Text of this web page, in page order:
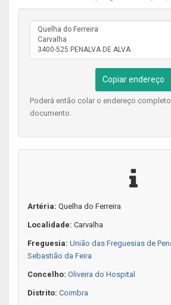
Copiar endereço
Poderá então colar o endereço
documento.
Artéria: Quelha do Ferreira
Localidade: Carvalha
Freguesia: União das Freguesias de
Sebastião da Feira
Concelho: Oliveira do Hospital
Distrito: Coimbra